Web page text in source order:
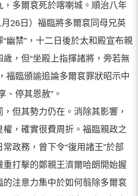
多爾袞死於喀喇城。順治八年
26日）福臨將多爾袞同母兄英
幽禁”，十二日後於太和殿宣布親
，但“坐殿上指揮諸將，旁若無
福臨頒諭追論多爾袞罪狀昭示中
、停其恩赦”。
但其勢力仍在。消除其影響，
權，確實很費周折。福臨親政之
政務，曾下令“復用諸王”於部
重打擊的鄭親王濟爾哈朗開始握
的注意力集中於如何翦除多爾袞